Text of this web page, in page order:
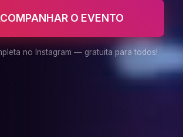
O EVENTO
no Instagram — gratuita para todos!